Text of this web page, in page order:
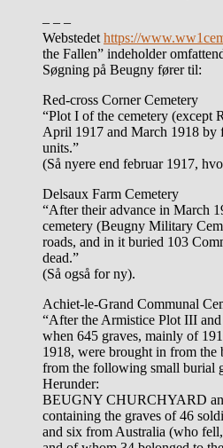
– – –
Webstedet https://
the Fallen” indeholder
Søgning på Beugny fører til:
Red-cross Corner Cemetery
“Plot I of the cemetery (except
April 1917 and March 1918 by
units.”
(Så nyere end februar 1917,
Delsaux Farm Cemetery
“After their advance in March
cemetery (Beugny Military
roads, and in it buried 103
dead.”
(Så også for ny).
Achiet-le-Grand Communal
“After the Armistice Plot III
when 645 graves, mainly of
1918, were brought in from the
from the following small burial
Herunder:
BEUGNY CHURCHYARD
containing the graves of 46
and six from Australia (who